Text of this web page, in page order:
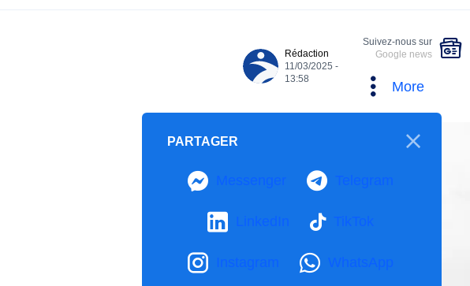
Rédaction
11/03/2025 -
13:58
Suivez-nous sur
Google news
More
PARTAGER
Messenger Telegram
LinkedIn TikTok
Instagram WhatsApp